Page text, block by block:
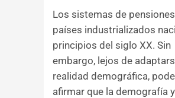
Los sistemas de
países industrializados
principios del siglo XX. Sin
embargo, lejos de
realidad demográfica,
afirmar que la demografía